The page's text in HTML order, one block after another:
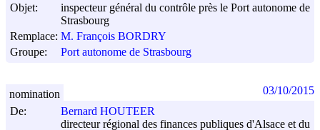
Objet:
inspecteur général du contrôle près le Port autonome de
Strasbourg
Remplace: M. François BORDRY
Groupe:
Port autonome de Strasbourg
De:
Bernard HOUTEER
directeur régional des finances publiques d'Alsace et du
nomination 03/10/2015